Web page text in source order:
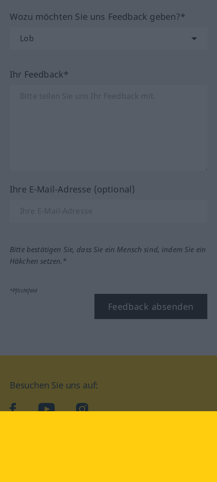
Wozu möchten Sie uns Feedback geben?*
Ihr Feedback*
Ihre E-Mail-Adresse (optional)
Bitte bestätigen Sie, dass Sie ein Mensch sind, indem Sie ein
Häkchen setzen.*
*Pflichtfeld
Feedback absenden
Besuchen Sie uns auf:
facebookYouTube Instagram